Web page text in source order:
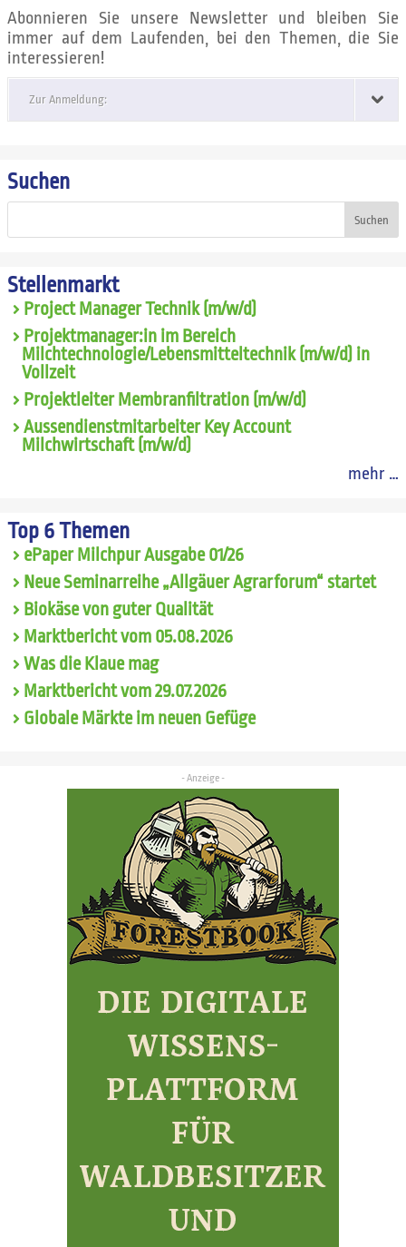
Abonnieren Sie unsere Newsletter und bleiben Sie
immer auf dem Laufenden, bei den Themen, die Sie
interessieren!
Zur Anmeldung:
Suchen
Suchen
Stellenmarkt
Project Manager Technik (m/w/d)
Projektmanager:in im Bereich
Milchtechnologie/Lebensmitteltechnik (m/w/d) in
Vollzeit
Projektleiter Membranfiltration (m/w/d)
Aussendienstmitarbeiter Key Account
Milchwirtschaft (m/w/d)
mehr …
Top 6 Themen
ePaper Milchpur Ausgabe 01/26
Neue Seminarreihe „Allgäuer Agrarforum“ startet
Biokäse von guter Qualität
Marktbericht vom 05.08.2026
Was die Klaue mag
Marktbericht vom 29.07.2026
Globale Märkte im neuen Gefüge